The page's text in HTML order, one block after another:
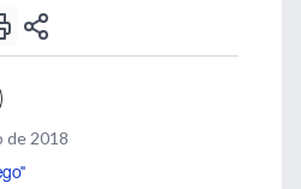
de 2018